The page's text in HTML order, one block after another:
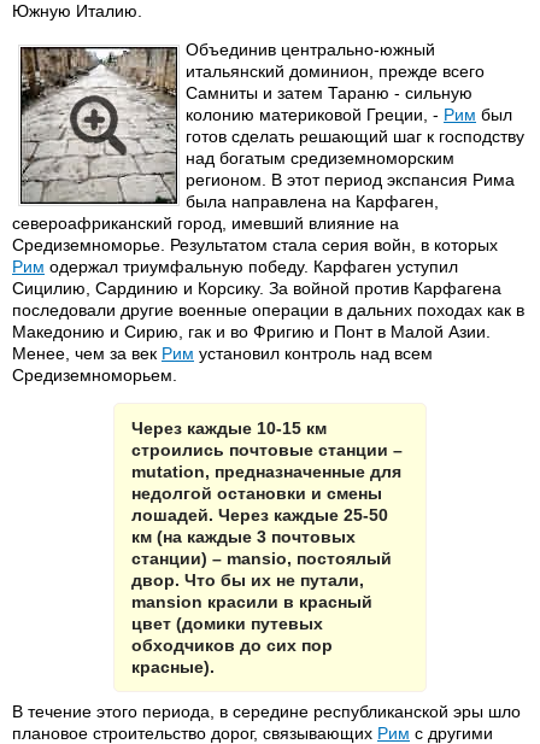
Южную Италию.
Объединив центрально-южный
итальянский доминион, прежде всего
Самниты и затем Тараню - сильную
колонию материковой Греции, - Рим был
готов сделать решающий шаг к господству
над богатым средиземноморским
регионом. В этот период экспансия Рима
была направлена на Карфаген,
североафриканский город, имевший влияние на
Средиземноморье. Результатом стала серия войн, в которых
Рим одержал триумфальную победу. Карфаген уступил
Сицилию, Сардинию и Корсику. За войной против Карфагена
последовали другие военные операции в дальних походах как в
Македонию и Сирию, гак и во Фригию и Понт в Малой Азии.
Менее, чем за век Рим установил контроль над всем
Средиземноморьем.
Через каждые 10-15 км
строились почтовые станции –
mutation, предназначенные для
недолгой остановки и смены
лошадей. Через каждые 25-50
км (на каждые 3 почтовых
станции) – mansio, постоялый
двор. Что бы их не путали,
mansion красили в красный
цвет (домики путевых
обходчиков до сих пор
красные).
В течение этого периода, в середине республиканской эры шло
плановое строительство дорог, связывающих Рим с другими